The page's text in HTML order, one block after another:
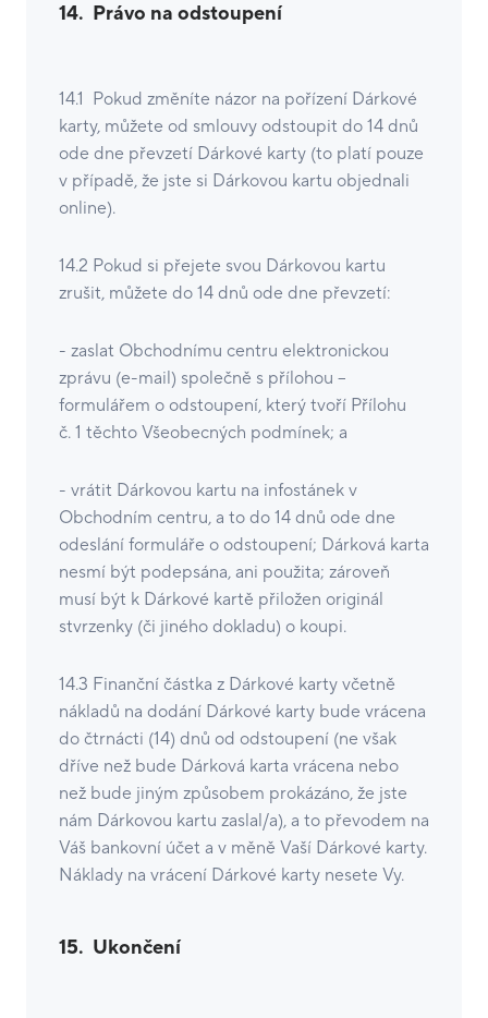
14. Právo na odstoupení
14.1 Pokud změníte názor na pořízení Dárkové
karty, můžete od smlouvy odstoupit do 14 dnů
ode dne převzetí Dárkové karty (to platí pouze
v případě, že jste si Dárkovou kartu objednali
online).
14.2 Pokud si přejete svou Dárkovou kartu
zrušit, můžete do 14 dnů ode dne převzetí:
- zaslat Obchodnímu centru elektronickou
zprávu (e-mail) společně s přílohou –
formulářem o odstoupení, který tvoří Přílohu
č. 1 těchto Všeobecných podmínek; a
- vrátit Dárkovou kartu na infostánek v
Obchodním centru, a to do 14 dnů ode dne
odeslání formuláře o odstoupení; Dárková karta
nesmí být podepsána, ani použita; zároveň
musí být k Dárkové kartě přiložen originál
stvrzenky (či jiného dokladu) o koupi.
14.3 Finanční částka z Dárkové karty včetně
nákladů na dodání Dárkové karty bude vrácena
do čtrnácti (14) dnů od odstoupení (ne však
dříve než bude Dárková karta vrácena nebo
než bude jiným způsobem prokázáno, že jste
nám Dárkovou kartu zaslal/a), a to převodem na
Váš bankovní účet a v měně Vaší Dárkové karty.
Náklady na vrácení Dárkové karty nesete Vy.
15. Ukončení